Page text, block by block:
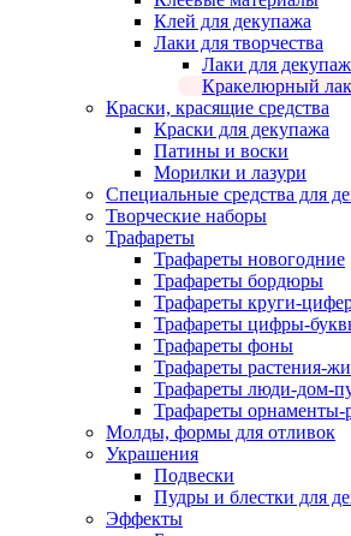
Клей для декупажа
Лаки для творчества
Лаки для
Кракелюрный лак
Краски, красящие средства
Краски для декупажа
Патины и воски
Морилки и лазури
Специальные средства для
Творческие наборы
Трафареты
Трафареты новогодние
Трафареты бордюры
Трафареты круги-
Трафареты цифры-
Трафареты фоны
Трафареты растения-
Трафареты люди-дом-
Трафареты орнаменты-
Молды, формы для отливок
Украшения
Подвески
Пудры и блестки для
Эффекты